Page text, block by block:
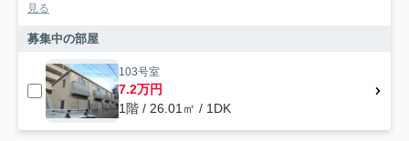
見る
募集中の部屋
103号室
7.2万円
1階 / 26.01㎡ / 1DK